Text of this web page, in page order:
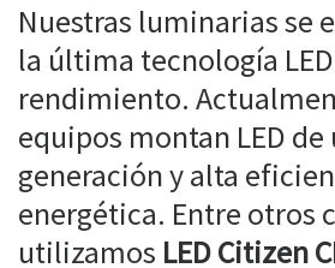
Nuestras luminarias se
la última tecnología
rendimiento.
equipos montan LED
generación y alta
energética. Entre otros
utilizamos LED Citizen